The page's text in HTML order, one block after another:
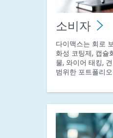
소비자
다이맥스는 회로
화성 코팅제, 캡슐
물, 와이어 태킹,
범위한 포트폴리